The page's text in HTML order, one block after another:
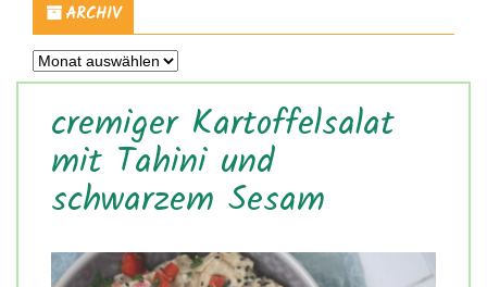
ARCHIV
Archiv
cremiger Kartoffelsalat
mit Tahini und
schwarzem Sesam